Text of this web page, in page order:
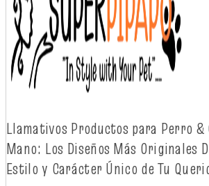
Llamativos Productos para Perro &
Mano: Los Diseños Más Originales
Estilo y Carácter Único de Tu